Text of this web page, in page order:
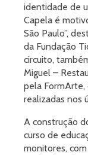
identidade de
Capela é
São Paulo”,
da Fundação
circuito,
Miguel –
pela
realizadas nos
A construção
curso de
monitores,